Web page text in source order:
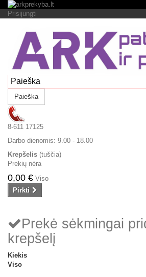
Prisijungti
Paieška
8-611 17125
Darbo dienomis: 9.00 - 18.00
Krepšelis (tuščia)
Prekių nėra
0,00 € Viso
Pirkti
Prekė sėkmingai
krepšelį
Kiekis
Viso